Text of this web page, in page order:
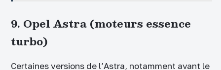
9. Opel Astra (moteurs essence
turbo)
Certaines versions de l’Astra, notamment avant le